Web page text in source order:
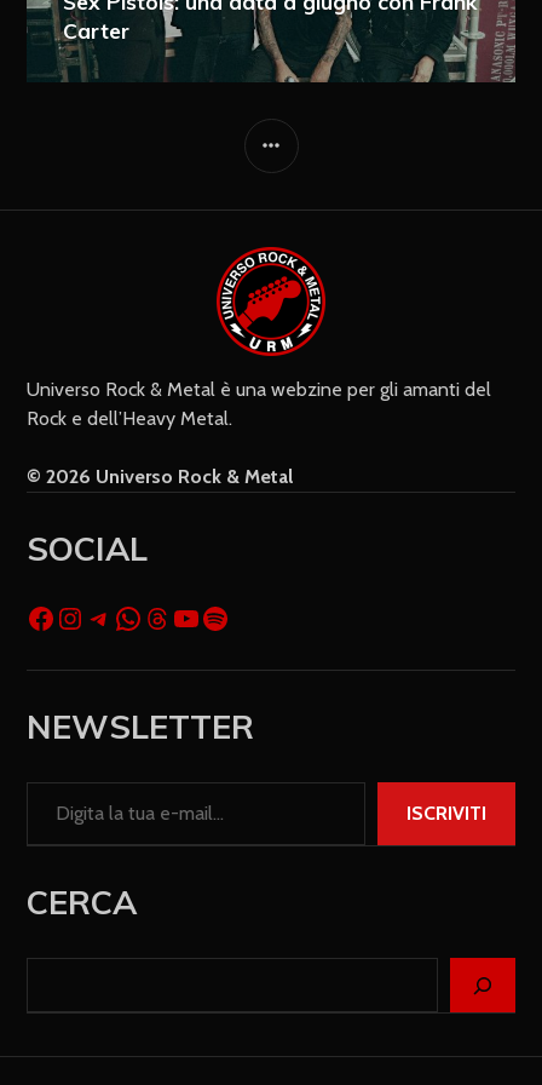
Ricevi i nuovi articoli via e-mail
Giornalmente
Ricevi i nuovi commenti via e-mail
Do il mio consenso affinché un
cookie salvi i miei dati (nome, e-mail,
sito web) per il prossimo commento.
Carter
Universo Rock & Metal è una webzine per gli amanti del
Rock e dell’Heavy Metal.
© 2026 Universo Rock & Metal
SOCIAL
NEWSLETTER
ISCRIVITI
CERCA